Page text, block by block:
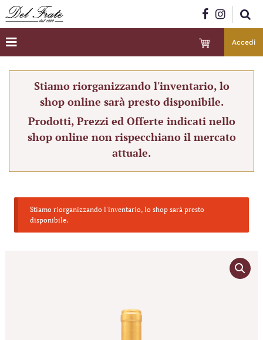
Accedi
Stiamo riorganizzando l'inventario, lo
shop online sarà presto disponibile.
Prodotti, Prezzi ed Offerte indicati nello
shop online non rispecchiano il mercato
attuale.
Stiamo riorganizzando l'inventario, lo shop sarà presto
disponibile.